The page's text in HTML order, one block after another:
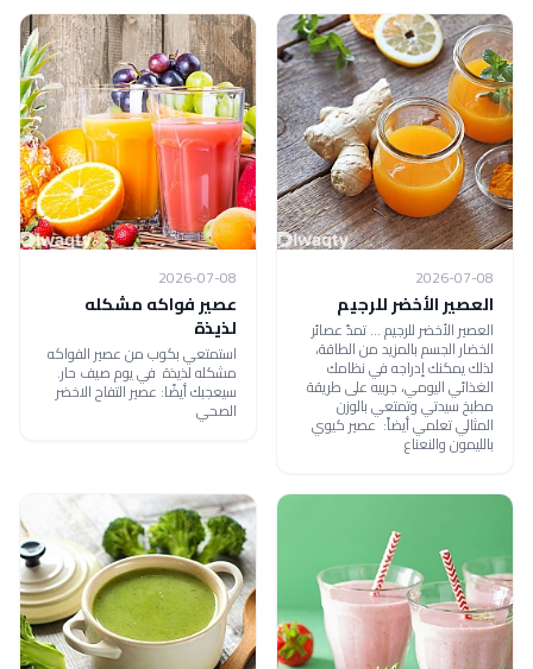
2026-07-08
العصير الأخضر للرجيم
العصير الأخضر للرجيم ... تمدّ عصائر
الخضار الجسم بالمزيد من الطاقة،
لذلك يمكنك إدراجه في نظامك
الغذائي اليومي، جربيه على طريقة
مطبخ سيدتي وتمتعي بالوزن
المثالي تعلمي أيضاً: عصير كيوي
بالليمون والنعناع
2026-07-08
عصير فواكه مشكله
لذيذة
استمتعي بكوب من عصير الفواكه
مشكله لذيذة في يوم صيف حار.
سيعجبك أيضًا: عصير التفاح الاخضر
الصحي